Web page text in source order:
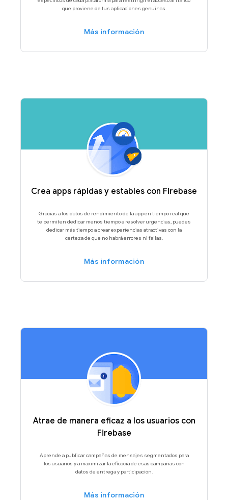
que proviene de tus aplicaciones genuinas.
Más información
Crea apps rápidas y estables con Firebase
Gracias a los datos de rendimiento de la app en tiempo real que
te permiten dedicar menos tiempo a resolver urgencias, puedes
dedicar más tiempo a crear experiencias atractivas con la
certeza de que no habrá errores ni fallas.
Más información
Atrae de manera eficaz a los usuarios con
Firebase
Aprende a publicar campañas de mensajes segmentados para
los usuarios y a maximizar la eficacia de esas campañas con
datos de entrega y participación.
Más información